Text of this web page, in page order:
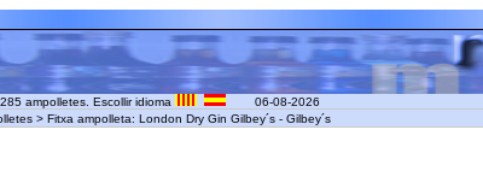
ampolletes. Escollir idioma
06-08-2026
> Fitxa ampolleta: London Dry Gin Gilbey´s - Gilbey´s